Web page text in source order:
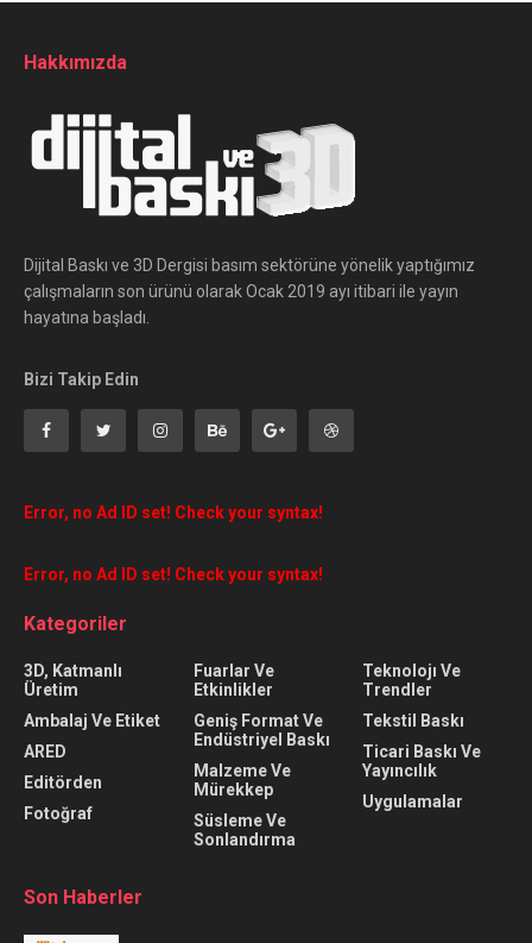
Hakkımızda
Dijital Baskı ve 3D Dergisi basım sektörüne yönelik yaptığımız
çalışmaların son ürünü olarak Ocak 2019 ayı itibari ile yayın
hayatına başladı.
Bizi Takip Edin
Error, no Ad ID set! Check your syntax!
Error, no Ad ID set! Check your syntax!
Kategoriler
3D, Katmanlı
Üretim
Ambalaj Ve Etiket
ARED
Editörden
Fotoğraf
Fuarlar Ve
Etkinlikler
Geniş Format Ve
Endüstriyel Baskı
Malzeme Ve
Mürekkep
Süsleme Ve
Sonlandırma
Teknolojı Ve
Trendler
Tekstil Baskı
Ticari Baskı Ve
Yayıncılık
Uygulamalar
Son Haberler